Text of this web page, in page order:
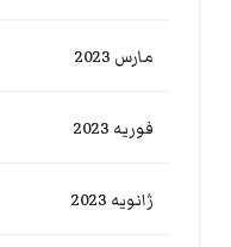
مارس 2023
فوریه 2023
ژانویه 2023